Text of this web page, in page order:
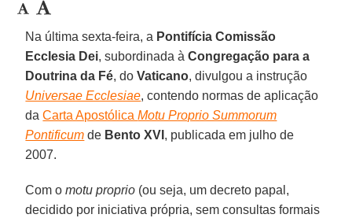
Na última sexta-feira, a Pontifícia Comissão
Ecclesia Dei, subordinada àCongregação para a
Doutrina da Fé, doVaticano, divulgou a instrução
Universae Ecclesiae, contendo normas de aplicação
daCarta ApostólicaMotu Proprio Summorum
Pontificum de Bento XVI , publicada em julho de
2007.
Com omotu proprio (ou seja, um decreto papal,
decidido por iniciativa própria, sem consultas formais